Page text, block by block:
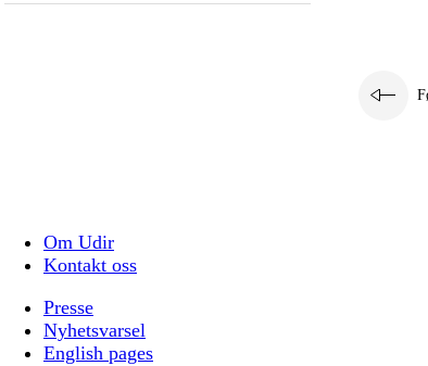
Om Udir
Kontakt oss
Presse
Nyhetsvarsel
English pages